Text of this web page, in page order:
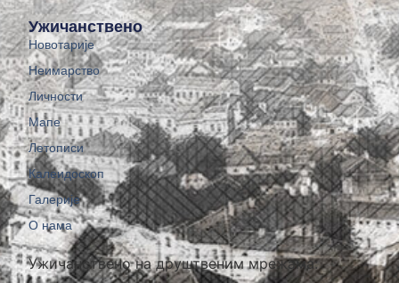
Ужичанствено на друштвеним мрежама:
Ужичанствено
Новотарије
Неимарство
Личности
Мапе
Летописи
Калеидоскоп
Галерије
О нама